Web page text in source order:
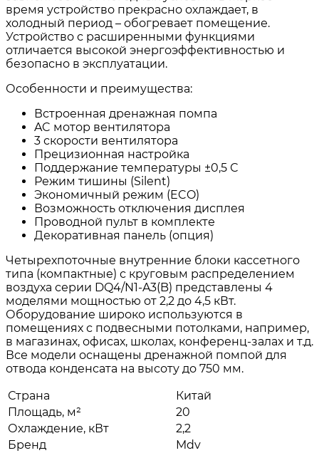
время устройство прекрасно охлаждает, в
холодный период – обогревает помещение.
Устройство с расширенными функциями
отличается высокой энергоэффективностью и
безопасно в эксплуатации.
Особенности и преимущества:
Встроенная дренажная помпа
AC мотор вентилятора
3 скорости вентилятора
Прецизионная настройка
Поддержание температуры ±0,5 С
Режим тишины (Silent)
Экономичный режим (ECO)
Возможность отключения дисплея
Проводной пульт в комплекте
Декоративная панель (опция)
Четырехпоточные внутренние блоки каcсетного
типа (компактные) с круговым распределением
воздуха серии DQ4/N1-A3(B) представлены 4
моделями мощностью от 2,2 до 4,5 кВт.
Оборудование широко используются в
помещениях с подвесными потолками, например,
в магазинах, офисах, школах, конференц-залах и т.д.
Все модели оснащены дренажной помпой для
отвода конденсата на высоту до 750 мм.
Страна
Китай
Площадь, м²
20
Охлаждение, кВт
2,2
Бренд
Mdv